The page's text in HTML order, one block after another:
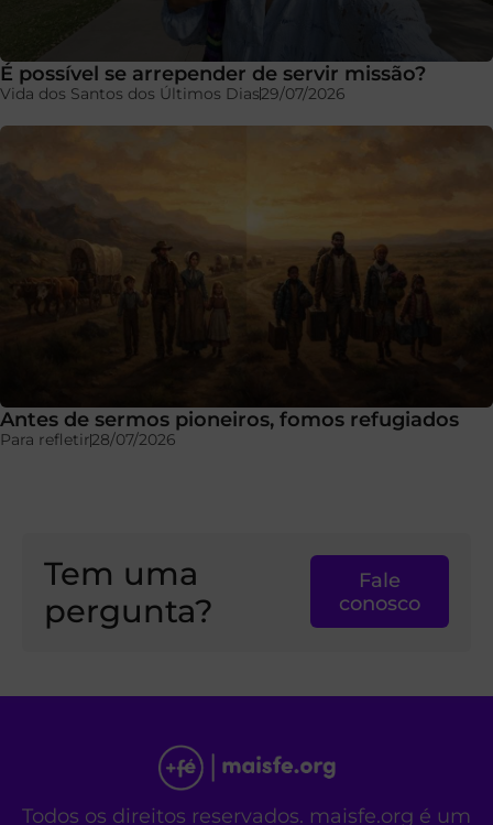
É possível se arrepender de servir missão?
Vida dos Santos dos Últimos Dias29/07/2026
Antes de sermos pioneiros, fomos refugiados
Para refletir28/07/2026
Tem uma
pergunta?
Fale
conosco
Todos os direitos reservados. maisfe.org é um